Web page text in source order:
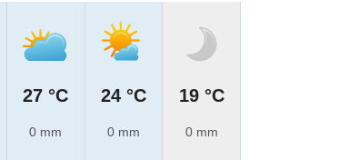
27 °C
0 mm
24 °C
0 mm
19 °C
0 mm